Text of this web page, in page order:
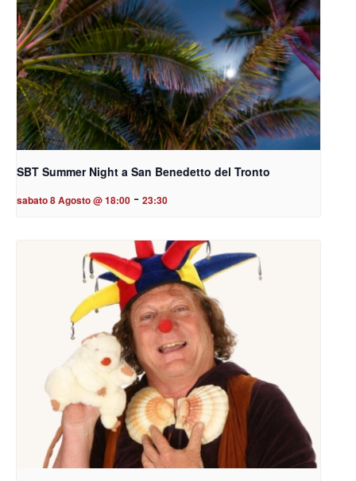
SBT Summer Night a San Benedetto del Tronto
sabato 8 Agosto @ 18:00 - 23:30